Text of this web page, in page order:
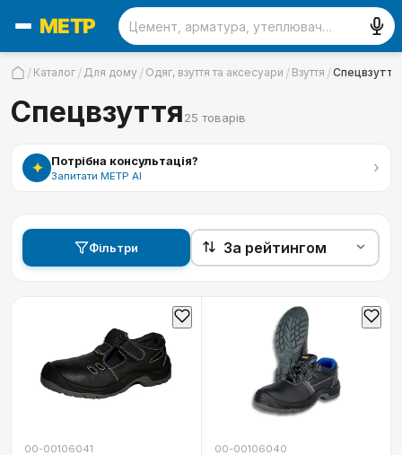
/ Каталог / Для дому / Одяг, взуття та аксесуари / Взуття /Спецвзуття
Спецвзуття25 товарів
✦ Потрібна консультація?
Запитати МЕТР АІ ›
Фільтри
00-00106041 00-00106040